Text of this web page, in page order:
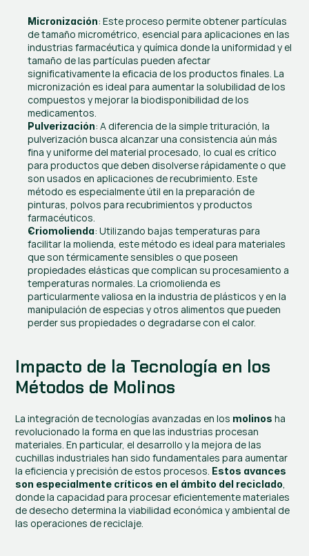
Micronización: Este proceso permite obtener partículas
de tamaño micrométrico, esencial para aplicaciones en las
industrias farmacéutica y química donde la uniformidad y el
tamaño de las partículas pueden afectar
significativamente la eficacia de los productos finales. La
micronización es ideal para aumentar la solubilidad de los
compuestos y mejorar la biodisponibilidad de los
medicamentos.
Pulverización: A diferencia de la simple trituración, la
pulverización busca alcanzar una consistencia aún más
fina y uniforme del material procesado, lo cual es crítico
para productos que deben disolverse rápidamente o que
son usados en aplicaciones de recubrimiento. Este
método es especialmente útil en la preparación de
pinturas, polvos para recubrimientos y productos
farmacéuticos.
Criomolienda: Utilizando bajas temperaturas para
facilitar la molienda, este método es ideal para materiales
que son térmicamente sensibles o que poseen
propiedades elásticas que complican su procesamiento a
temperaturas normales. La criomolienda es
particularmente valiosa en la industria de plásticos y en la
manipulación de especias y otros alimentos que pueden
perder sus propiedades o degradarse con el calor.
Impacto de la Tecnología en los
Métodos de Molinos
La integración de tecnologías avanzadas en los molinos ha
revolucionado la forma en que las industrias procesan
materiales. En particular, el desarrollo y la mejora de las
cuchillas industriales han sido fundamentales para aumentar
la eficiencia y precisión de estos procesos. Estos avances
son especialmente críticos en el ámbito del reciclado,
donde la capacidad para procesar eficientemente materiales
de desecho determina la viabilidad económica y ambiental de
las operaciones de reciclaje.